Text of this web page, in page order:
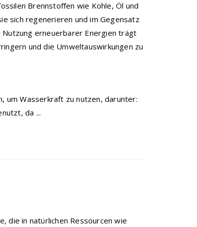
Brennstoffen wie Kohle, Öl und
sich regenerieren und im Gegensatz
Nutzung erneuerbarer Energien trägt
und die Umweltauswirkungen zu
um Wasserkraft zu nutzen, darunter:
da ...
die in natürlichen Ressourcen wie